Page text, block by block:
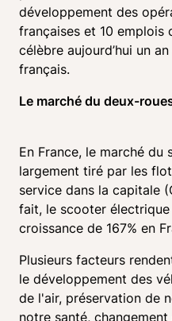
développement des
françaises et 10 emplois
célèbre aujourd’hui un
français.
Le marché du deux-
En France, le marché
largement tiré par les
service dans la capitale
fait, le scooter
croissance de 167% en
Plusieurs facteurs
le développement des
de l'air, préservation de
notre santé,